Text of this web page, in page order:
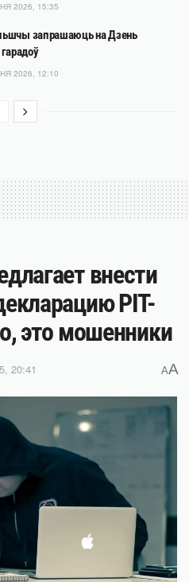
2026, 15:35
запрашаюць на Дзень
гарадоў
2026, 12:10
внести
PIT-
это мошенники
20:41 AA